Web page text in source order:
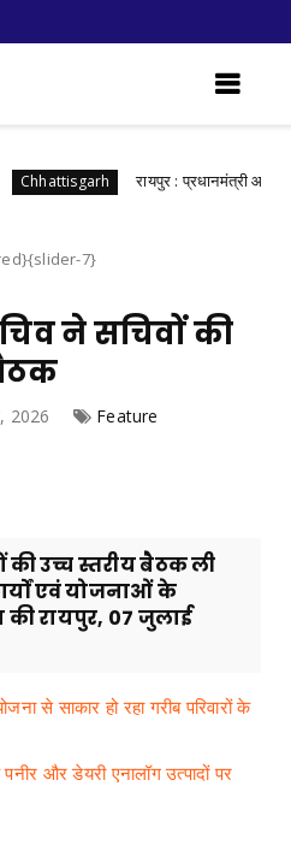
रायपुर : प्रधानमंत्री आवास
7}
ने सचिवों की
2026 Feature
की उच्च स्तरीय बैठक ली
एवं योजनाओं के
की रायपुर, 07 जुलाई
से साकार हो रहा गरीब परिवारों के
और डेयरी एनालॉग उत्पादों पर